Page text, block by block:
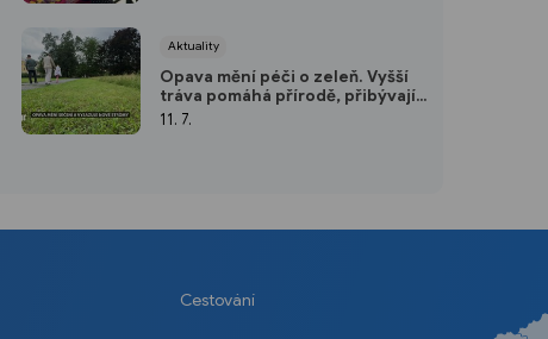
Aktuality
Opava mění péči o zeleň. Vyšší
tráva pomáhá přírodě, přibývají i
nové stromy
11. 7.
Cestování